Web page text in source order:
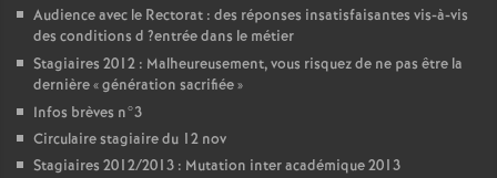
Audience avec le Rectorat : des réponses insatisfaisantes vis-à-vis
des conditions d ?entrée dans le métier
Stagiaires 2012 : Malheureusement, vous risquez de ne pas être la
dernière «génération sacrifiée»
Infos brèves n°3
Circulaire stagiaire du 12 nov
Stagiaires 2012/2013 : Mutation inter académique 2013